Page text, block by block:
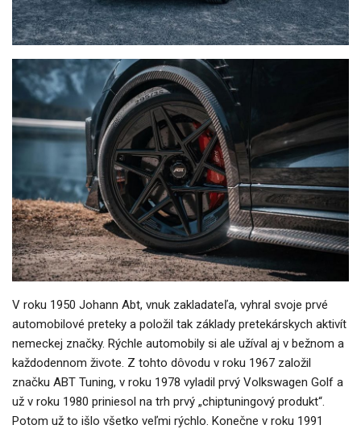
V roku 1950 Johann Abt, vnuk zakladateľa, vyhral svoje prvé
automobilové preteky a položil tak základy pretekárskych aktivít
nemeckej značky. Rýchle automobily si ale užíval aj v bežnom a
každodennom živote. Z tohto dôvodu v roku 1967 založil
značku ABT Tuning, v roku 1978 vyladil prvý Volkswagen Golf a
už v roku 1980 priniesol na trh prvý „chiptuningový produkt“.
Potom už to išlo všetko veľmi rýchlo. Konečne v roku 1991